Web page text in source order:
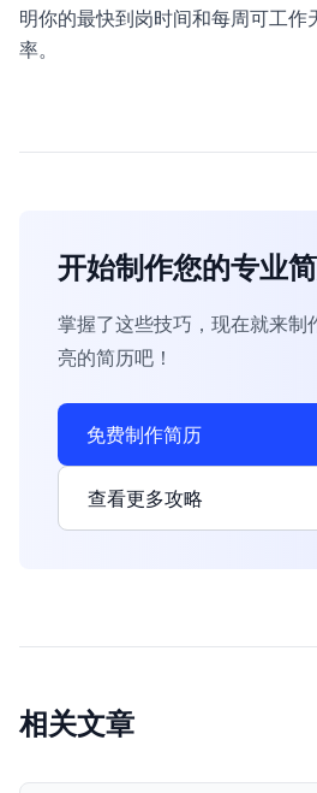
明你的最快到岗时间和每周可工作
率。
开始制作您的专业
掌握了这些技巧，现在就来制
亮的简历吧！
免费制作简历
查看更多攻略
相关文章